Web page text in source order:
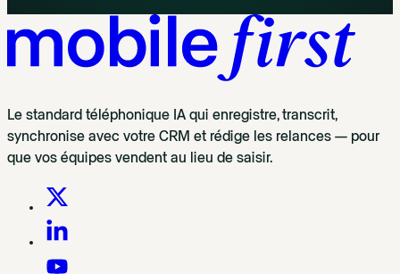
Le standard téléphonique IA qui enregistre, transcrit,
synchronise avec votre CRM et rédige les relances — pour
que vos équipes vendent au lieu de saisir.